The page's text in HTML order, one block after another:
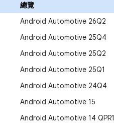
總覽
Android Automotive 26Q2
Android Automotive 25Q4
Android Automotive 25Q2
Android Automotive 25Q1
Android Automotive 24Q4
Android Automotive 15
Android Automotive 14 QPR1